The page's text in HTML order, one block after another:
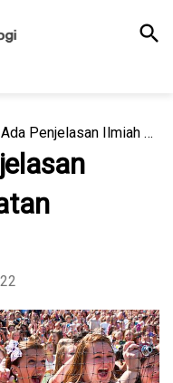
search
Ternyata Ada Penjelasan Ilmiah untuk Kegiatan Fangirling!